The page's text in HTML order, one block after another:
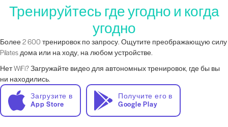
Тренируйтесь где угодно и когда
угодно
Более 2 600 тренировок по запросу. Ощутите преображающую силу
Pilates дома или на ходу, на любом устройстве.
Нет WiFi? Загружайте видео для автономных тренировок, где бы вы
ни находились.
Загрузите в
App Store
Получите его в
Google Play